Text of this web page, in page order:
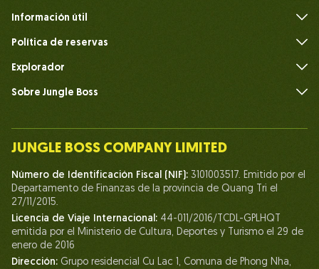
Información útil
Política de reservas
Explorador
Sobre Jungle Boss
Nuestro equipo
Vida en Jungle Boss
Nuestros certificados
Asociación
Contáctanos
JUNGLE BOSS COMPANY LIMITED
Número de Identificación Fiscal (NIF): 3101003517. Emitido por el
Departamento de Finanzas de la provincia de Quang Tri el
27/11/2015.
Licencia de Viaje Internacional: 44-011/2016/TCDL-GPLHQT
emitida por el Ministerio de Cultura, Deportes y Turismo el 29 de
enero de 2016
Dirección: Grupo residencial Cu Lac 1, Comuna de Phong Nha,